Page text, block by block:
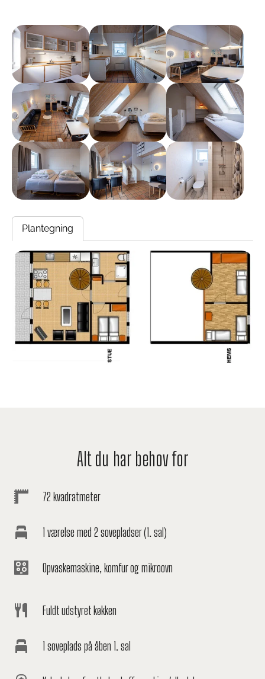
Show larger versionShow larger versionShow larger version
Show larger versionShow larger versionShow larger version
Show larger versionShow larger versionShow larger version
Plantegning
Alt du har behov for
72 kvadratmeter
1 værelse med 2 sovepladser (1. sal)
Opvaskemaskine, komfur og mikroovn
Fuldt udstyret køkken
1 soveplads på åben 1. sal